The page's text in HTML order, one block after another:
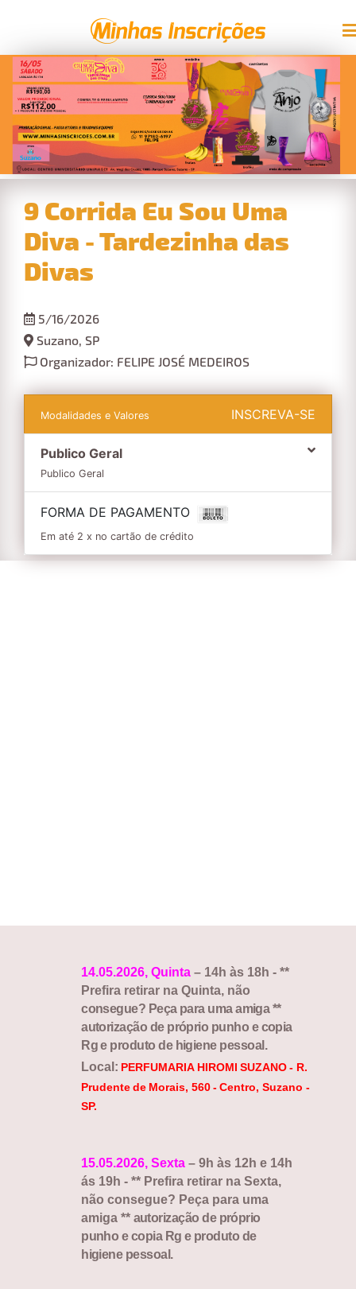
9 Corrida Eu Sou Uma
Diva - Tardezinha das
Divas
5/16/2026
Suzano, SP
Organizador: FELIPE JOSÉ MEDEIROS
Modalidades e Valores INSCREVA-SE
Publico Geral
Publico Geral
FORMA DE PAGAMENTO
Em até 2 x no cartão de crédito
14.05.2026, Quinta– 14h às 18h - **
Prefira retirar na Quinta, não
consegue? Peça para uma amiga **
autorização de próprio punho e copia
Rg e produto de higiene pessoal.
Local: PERFUMARIA HIROMI SUZANO - R.
Prudente de Morais, 560 - Centro, Suzano -
SP.
15.05.2026, Sexta– 9h às 12h e 14h
ás 19h - ** Prefira retirar na Sexta,
não consegue? Peça para uma
amiga ** autorização de próprio
punho e copia Rg e produto de
higiene pessoal.